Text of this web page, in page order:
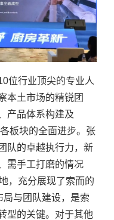
位行业顶尖的专业人
本土市场的精锐团
产品体系构建及
板块的全面进步。张
队的卓越执行力，新
需手工打磨的情况
，充分展现了索而的
局与团队建设，是索
型的关键。对于其他